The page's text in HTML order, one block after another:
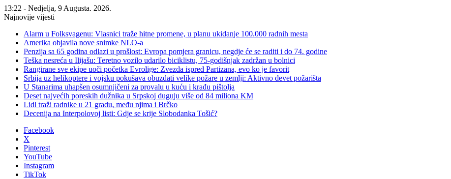
13:22 - Nedjelja, 9 Augusta. 2026.
Najnovije vijesti
Alarm u Folksvagenu: Vlasnici traže hitne promene, u planu ukidanje 100.000 radnih mesta
Amerika objavila nove snimke NLO-a
Penzija sa 65 godina odlazi u prošlost: Evropa pomjera granicu, negdje će se raditi i do 74. godine
Teška nesreća u Ilijašu: Teretno vozilo udarilo biciklistu, 75-godišnjak zadržan u bolnici
Rangirane sve ekipe uoči početka Evrolige: Zvezda ispred Partizana, evo ko je favorit
Srbija uz helikoptere i vojsku pokušava obuzdati velike požare u zemlji: Aktivno devet požarišta
U Stanarima uhapšen osumnjičeni za provalu u kuću i krađu pištolja
Deset najvećih poreskih dužnika u Srpskoj duguju više od 84 miliona KM
Lidl traži radnike u 21 gradu, među njima i Brčko
Decenija na Interpolovoj listi: Gdje se krije Slobodanka Tošić?
Facebook
X
Pinterest
YouTube
Instagram
TikTok